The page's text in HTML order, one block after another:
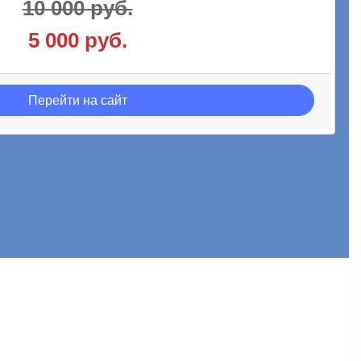
части ЕГЭ
по пробнику с советами как улучшить
10 000 руб.
5 000 руб.
Перейти на сайт